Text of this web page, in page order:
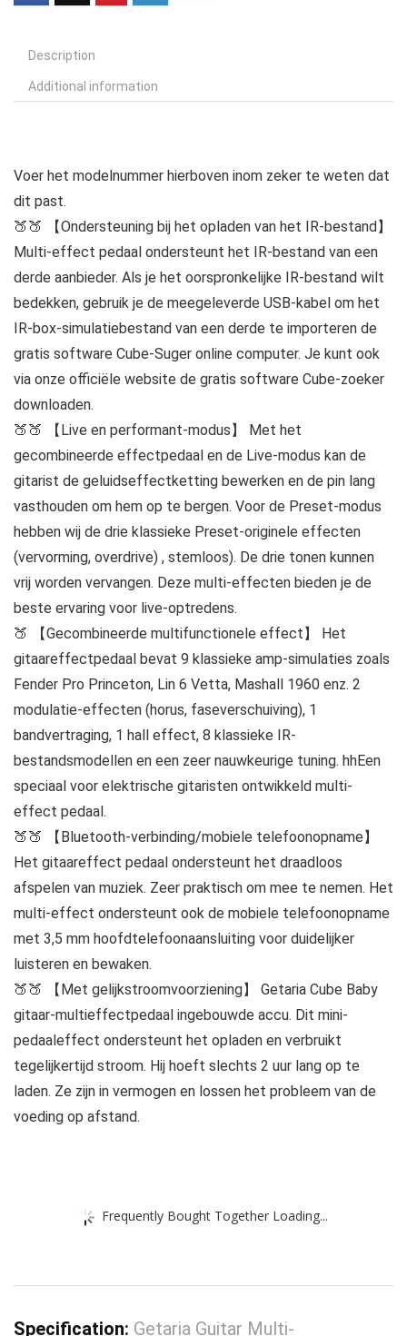
Description
Additional information
Voer het modelnummer hierboven inom zeker te weten dat
dit past.
🍑🍑 【Ondersteuning bij het opladen van het IR-bestand】
Multi-effect pedaal ondersteunt het IR-bestand van een
derde aanbieder. Als je het oorspronkelijke IR-bestand wilt
bedekken, gebruik je de meegeleverde USB-kabel om het
IR-box-simulatiebestand van een derde te importeren de
gratis software Cube-Suger online computer. Je kunt ook
via onze officiële website de gratis software Cube-zoeker
downloaden.
🍑🍑 【Live en performant-modus】 Met het
gecombineerde effectpedaal en de Live-modus kan de
gitarist de geluidseffectketting bewerken en de pin lang
vasthouden om hem op te bergen. Voor de Preset-modus
hebben wij de drie klassieke Preset-originele effecten
(vervorming, overdrive) , stemloos). De drie tonen kunnen
vrij worden vervangen. Deze multi-effecten bieden je de
beste ervaring voor live-optredens.
🍑 【Gecombineerde multifunctionele effect】 Het
gitaareffectpedaal bevat 9 klassieke amp-simulaties zoals
Fender Pro Princeton, Lin 6 Vetta, Mashall 1960 enz. 2
modulatie-effecten (horus, faseverschuiving), 1
bandvertraging, 1 hall effect, 8 klassieke IR-
bestandsmodellen en een zeer nauwkeurige tuning. hhEen
speciaal voor elektrische gitaristen ontwikkeld multi-
effect pedaal.
🍑🍑 【Bluetooth-verbinding/mobiele telefoonopname】
Het gitaareffect pedaal ondersteunt het draadloos
afspelen van muziek. Zeer praktisch om mee te nemen. Het
multi-effect ondersteunt ook de mobiele telefoonopname
met 3,5 mm hoofdtelefoonaansluiting voor duidelijker
luisteren en bewaken.
🍑🍑 【Met gelijkstroomvoorziening】 Getaria Cube Baby
gitaar-multieffectpedaal ingebouwde accu. Dit mini-
pedaaleffect ondersteunt het opladen en verbruikt
tegelijkertijd stroom. Hij hoeft slechts 2 uur lang op te
laden. Ze zijn in vermogen en lossen het probleem van de
voeding op afstand.
Frequently Bought Together Loading...
Specification: Getaria Guitar Multi-